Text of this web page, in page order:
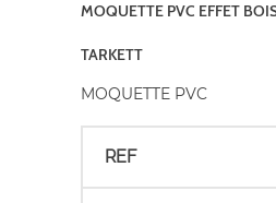
MOQUETTE PVC EFFET
TARKETT
MOQUETTE PVC
REF